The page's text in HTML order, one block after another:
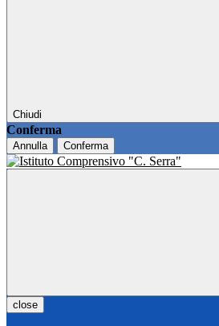
Chiudi
Conferma
Annulla Conferma
close